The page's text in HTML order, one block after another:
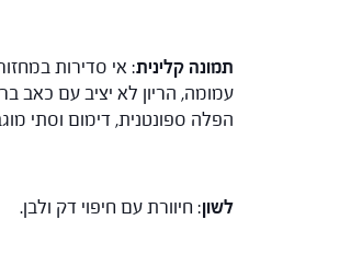
תמונה קלינית: אי סדירות
עמומה, הריון לא יציב עם כאב
הפלה ספונטנית, דימום וסתי
לשון: חיוורת עם חיפוי דק ולבן.